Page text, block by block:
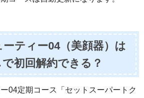
ティー04（美顔器）は
初回解約できる？
04定期コース「セットスーパートク